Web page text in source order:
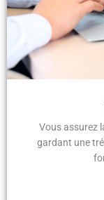
Vous assurez
gardant une